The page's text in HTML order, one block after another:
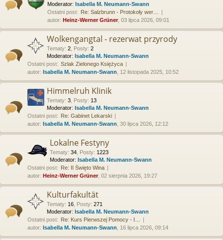
Moderator: Isabella M. Neumann-Swann
Ostatni post: Re: Salzbrunn - Protokoły wer…
autor: Heinz-Werner Grüner, 03 lipca 2026, 09:01
Wolkengangtal - rezerwat przyrody
Tematy: 2 Posty: 2
Moderator: Isabella M. Neumann-Swann
Ostatni post: Szlak Zielonego Księżyca
autor: Isabella M. Neumann-Swann , 12 listopada 2025, 10:52
Himmelruh Klinik
Tematy: 3 Posty: 13
Moderator: Isabella M. Neumann-Swann
Ostatni post: Re: Gabinet Lekarski
autor: Isabella M. Neumann-Swann , 30 lipca 2026, 12:12
Lokalne Festyny
Tematy: 34 Posty: 1223
Moderator: Isabella M. Neumann-Swann
Ostatni post: Re: II Święto Wina
autor: Heinz-Werner Grüner, 02 sierpnia 2026, 19:27
Kulturfakultät
Tematy: 16 Posty: 271
Moderator: Isabella M. Neumann-Swann
Ostatni post: Re: Kurs Pierwszej Pomocy - I…
autor: Isabella M. Neumann-Swann , 16 lipca 2026, 09:14